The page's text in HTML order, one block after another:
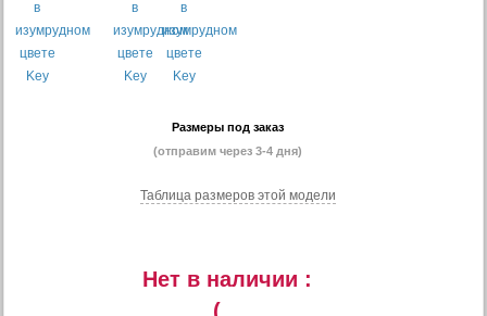
Размеры под заказ
(отправим через 3-4 дня)
Таблица размеров этой модели
Нет в наличии :
(